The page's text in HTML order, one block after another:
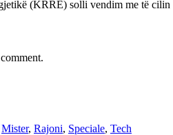
(KRRE) solli vendim me të
Mister, Rajoni, Speciale, Tech